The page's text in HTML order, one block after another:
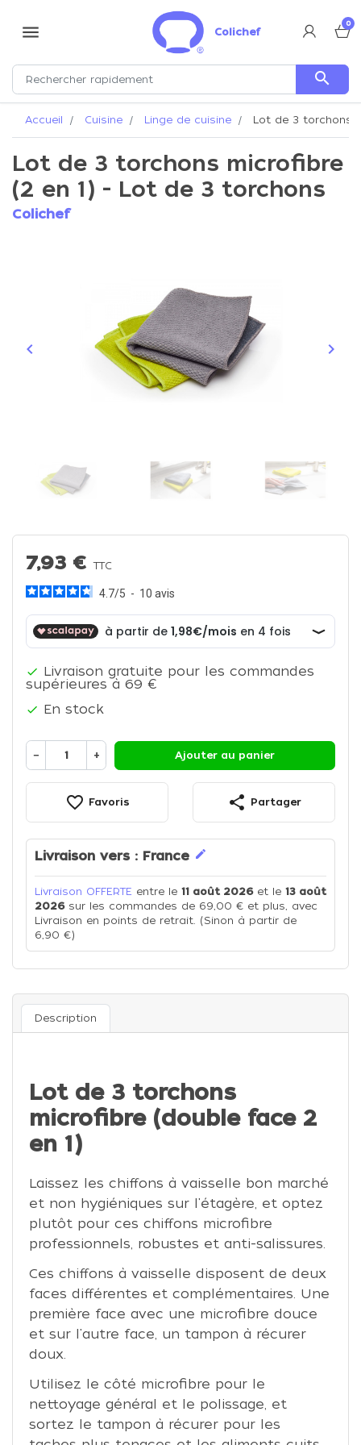
menu Colichef
0
search
Accueil Cuisine Linge de cuisine Lot de 3 torchons
Lot de 3 torchons microfibre
(2 en 1) - Lot de 3 torchons
Colichef
Précédent
keyboard_arrow_left keyboard_arrow_right
7,93 €TTC
4.7/5 - 10 avis
 Livraison gratuite pour les commandes
supérieures à 69 €
 En stock
− + Ajouter au panier
favorite_border Favoris share Partager
Livraison vers : France edit
Livraison OFFERTE entre le 11 août 2026et le 13 août
2026sur les commandes de 69,00 € et plus, avec
Livraison en points de retrait. (Sinon à partir de
6,90 €)
Description
Lot de 3 torchons
microfibre (double face 2
en 1)
Laissez les chiffons à vaisselle bon marché
et non hygiéniques sur l'étagère, et optez
plutôt pour ces chiffons microfibre
professionnels, robustes et anti-salissures.
Ces chiffons à vaisselle disposent de deux
faces différentes et complémentaires. Une
première face avec une microfibre douce
et sur l'autre face, un tampon à récurer
doux.
Utilisez le côté microfibre pour le
nettoyage général et le polissage, et
sortez le tampon à récurer pour les